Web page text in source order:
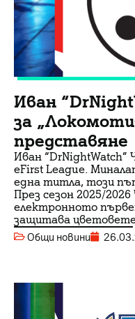
Иван
за
представяне
Иван
eFirst League.
една титла, този
През сезон 2025/
електронното
защитава
Общи новини